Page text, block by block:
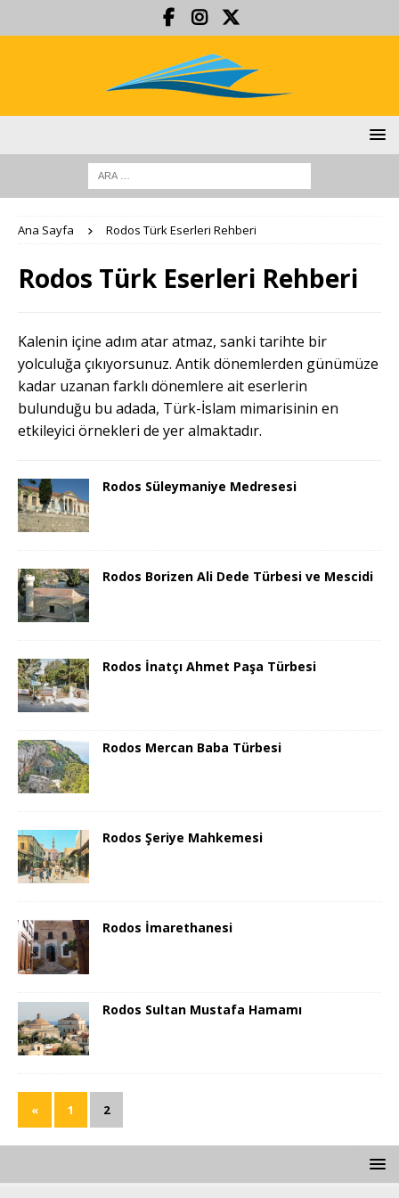
Ana Sayfa Rodos Türk Eserleri Rehberi
Rodos Türk Eserleri Rehberi
Kalenin içine adım atar atmaz, sanki tarihte bir
yolculuğa çıkıyorsunuz. Antik dönemlerden günümüze
kadar uzanan farklı dönemlere ait eserlerin
bulunduğu bu adada, Türk-İslam mimarisinin en
etkileyici örnekleri de yer almaktadır.
Rodos Süleymaniye Medresesi
Rodos Borizen Ali Dede Türbesi ve Mescidi
Rodos İnatçı Ahmet Paşa Türbesi
Rodos Mercan Baba Türbesi
Rodos Şeriye Mahkemesi
Rodos İmarethanesi
Rodos Sultan Mustafa Hamamı
« 1 2